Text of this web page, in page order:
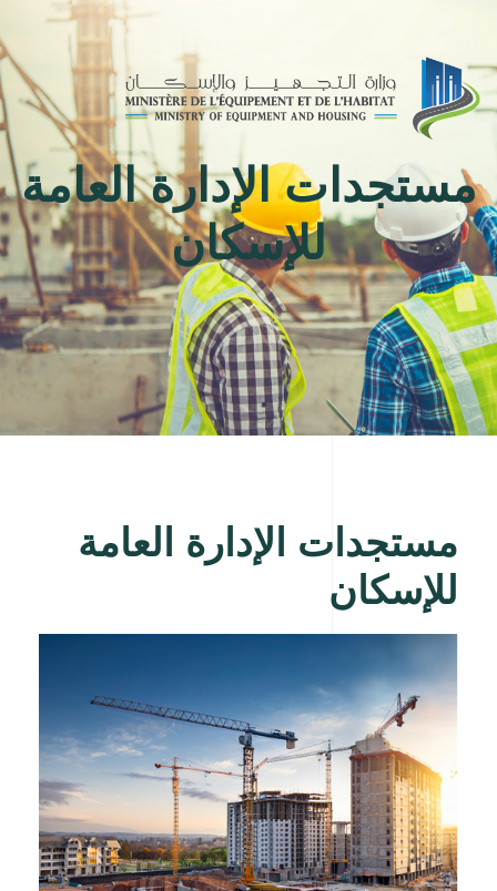
Toggle
navigation
مستجدات الإدارة العامة
للإسكان
مستجدات الإدارة العامة
للإسكان